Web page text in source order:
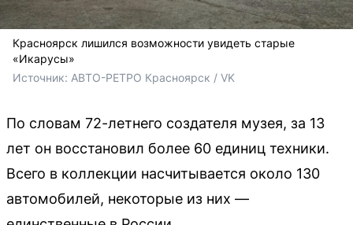
Красноярск лишился возможности увидеть старые
«Икарусы»
Источник: АВТО-РЕТРО Красноярск / VK
По словам 72-летнего создателя музея, за 13
лет он восстановил более 60 единиц техники.
Всего в коллекции насчитывается около 130
автомобилей, некоторые из них —